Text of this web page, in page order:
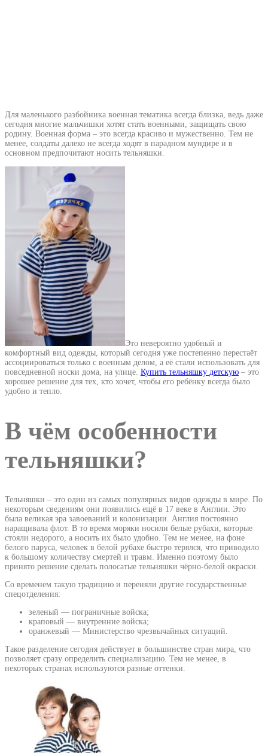
Для маленького разбойника военная тематика всегда близка, ведь даже
сегодня многие мальчишки хотят стать военными, защищать свою
родину. Военная форма – это всегда красиво и мужественно. Тем не
менее, солдаты далеко не всегда ходят в парадном мундире и в
основном предпочитают носить тельняшки.
Это невероятно удобный и
комфортный вид одежды, который сегодня уже постепенно перестаёт
ассоциироваться только с военным делом, а её стали использовать для
повседневной носки дома, на улице. Купить тельняшку детскую – это
хорошее решение для тех, кто хочет, чтобы его ребёнку всегда было
удобно и тепло.
В чём особенности
тельняшки?
Тельняшки – это один из самых популярных видов одежды в мире. По
некоторым сведениям они появились ещё в 17 веке в Англии. Это
была великая эра завоеваний и колонизации. Англия постоянно
наращивала флот. В то время моряки носили белые рубахи, которые
стояли недорого, а носить их было удобно. Тем не менее, на фоне
белого паруса, человек в белой рубахе быстро терялся, что приводило
к большому количеству смертей и травм. Именно поэтому было
принято решение сделать полосатые тельняшки чёрно-белой окраски.
Со временем такую традицию и переняли другие государственные
спецотделения:
зеленый — пограничные войска;
краповый — внутренние войска;
оранжевый — Министерство чрезвычайных ситуаций.
Такое разделение сегодня действует в большинстве стран мира, что
позволяет сразу определить специализацию. Тем не менее, в
некоторых странах используются разные оттенки.